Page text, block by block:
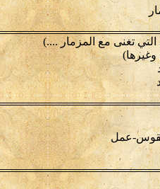
التي تغنى مع المزمار ....)
وغيرها)
عمل